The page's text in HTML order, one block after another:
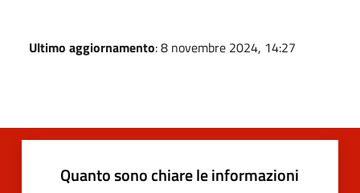
Ultimo aggiornamento: 8 novembre 2024, 14:27
Quanto sono chiare le informazioni